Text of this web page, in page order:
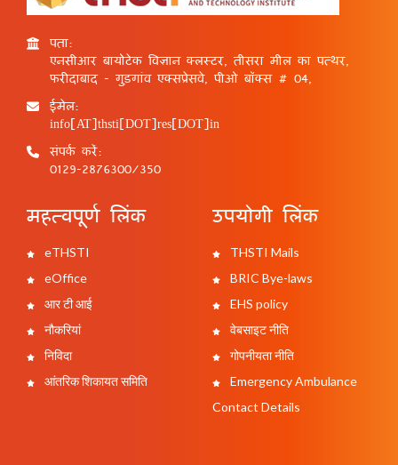
पता:
एनसीआर बायोटेक विज्ञान क्लस्टर, तीसरा मील का पत्थर,
फरीदाबाद - गुड़गांव एक्सप्रेसवे, पीओ बॉक्स # 04,
ईमेल:
info[AT]thsti[DOT]res[DOT]in
संपर्क करें:
0129-2876300/350
महत्वपूर्ण लिंक
eTHSTI
eOffice
आर टी आई
नौकरियां
निविदा
आंतरिक शिकायत समिति
उपयोगी लिंक
THSTI Mails
BRIC Bye-laws
EHS policy
वेबसाइट नीति
गोपनीयता नीति
Emergency Ambulance
Contact Details